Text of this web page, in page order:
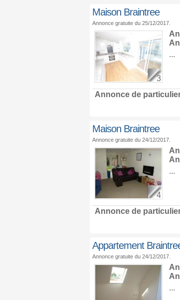
Maison Braintree
Annonce gratuite du 25/12/2017.
3
...
Annonce de
Maison Braintree
Annonce gratuite du 24/12/2017.
4
...
Annonce de
Appartement
Annonce gratuite du 24/12/2017.
...